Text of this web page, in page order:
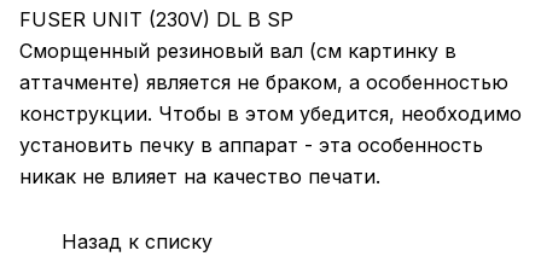
FUSER UNIT (230V) DL B SP
Сморщенный резиновый вал (см картинку в
аттачменте) является не браком, а особенностью
конструкции. Чтобы в этом убедится, необходимо
установить печку в аппарат - эта особенность
никак не влияет на качество печати.
Назад к списку